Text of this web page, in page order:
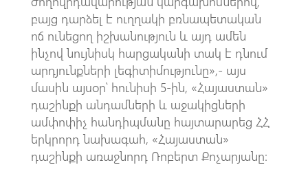
բայց դարձել է ուղղակի բռնապետական
ոճ ունեցող իշխանություն և այդ ամեն
ինչով նույնիսկ հարցականի տակ է դնում
արդյունքների լեգիտիմությունը»,- այս
մասին այսօր՝ հունիսի 5-ին, «Հայաստան»
դաշինքի անդամների և աջակիցների
ամփոփիչ հանդիպմանը հայտարարեց ՀՀ
երկրորդ նախագահ, «Հայաստան»
դաշինքի առաջնորդ Ռոբերտ Քոչարյանը: